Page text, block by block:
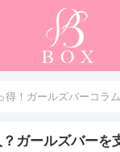
得！ガールズバーコラム
ガールズバーを